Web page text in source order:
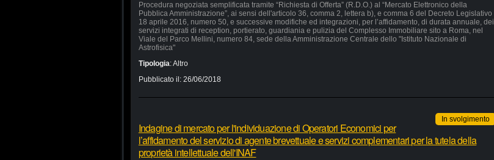
Procedura negoziata semplificata tramite “Richiesta di Offerta” (R.D.O.) al “Mercato Elettronico della
Pubblica Amministrazione”, ai sensi dell'articolo 36, comma 2, lettera b), e comma 6 del Decreto Legislativo
18 aprile 2016, numero 50, e successive modifiche ed integrazioni, per l’affidamento, di durata annuale, dei
servizi integrati di reception, portierato, guardiania e pulizia del Complesso Immobiliare sito a Roma, nel
Viale del Parco Mellini, numero 84, sede della Amministrazione Centrale dello "Istituto Nazionale di
Astrofisica"
Tipologia:Altro
Pubblicato il: 26/06/2018
In svolgimento
Indagine di mercato per l'individuazione di Operatori Economici per
l’affidamento del servizio di agente brevettuale e servizi complementari per la tutela della
proprietà intellettuale dell'INAF